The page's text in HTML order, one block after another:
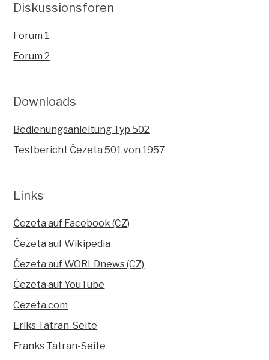
Diskussionsforen
Forum 1
Forum 2
Downloads
Bedienungsanleitung Typ 502
Testbericht Čezeta 501 von 1957
Links
Čezeta auf Facebook (CZ)
Čezeta auf Wikipedia
Čezeta auf WORLDnews (CZ)
Čezeta auf YouTube
Cezeta.com
Eriks Tatran-Seite
Franks Tatran-Seite